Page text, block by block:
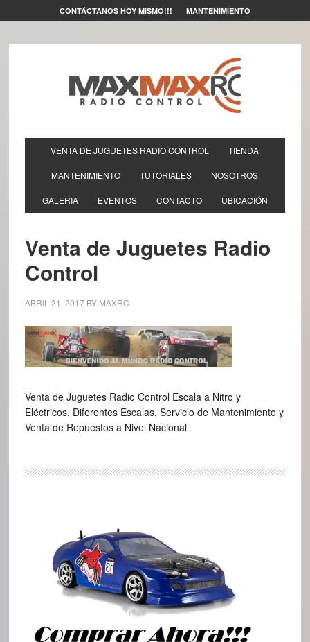
CONTÁCTANOS HOY MISMO!!! MANTENIMIENTO
VENTA DE JUGUETES RADIO CONTROL TIENDA
MANTENIMIENTO TUTORIALES NOSOTROS
GALERIA EVENTOS CONTACTO UBICACIÓN
Venta de Juguetes Radio
Control
ABRIL 21, 2017BY MAXRC
Venta de Juguetes Radio Control Escala a Nitro y
Eléctricos, Diferentes Escalas, Servicio de Mantenimiento y
Venta de Repuestos a Nivel Nacional